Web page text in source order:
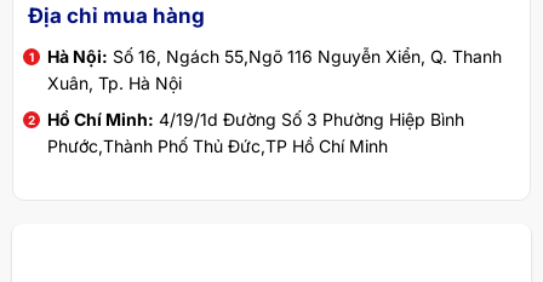
Địa chỉ mua hàng
Hà Nội: Số 16, Ngách 55,Ngõ 116 Nguyễn Xiển, Q. Thanh
Xuân, Tp. Hà Nội
Hồ Chí Minh: 4/19/1d Đường Số 3 Phường Hiệp Bình
Phước,Thành Phố Thủ Đức,TP Hồ Chí Minh